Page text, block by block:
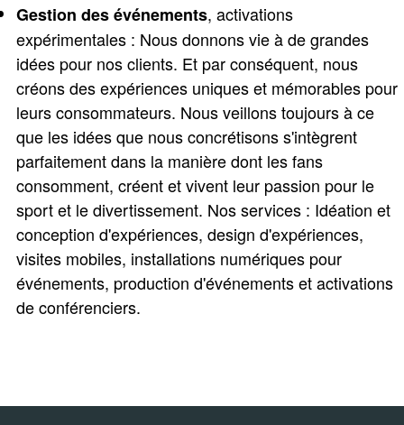
Gestion des événements, activations
expérimentales : Nous donnons vie à de grandes
idées pour nos clients. Et par conséquent, nous
créons des expériences uniques et mémorables pour
leurs consommateurs. Nous veillons toujours à ce
que les idées que nous concrétisons s'intègrent
parfaitement dans la manière dont les fans
consomment, créent et vivent leur passion pour le
sport et le divertissement. Nos services : Idéation et
conception d'expériences, design d'expériences,
visites mobiles, installations numériques pour
événements, production d'événements et activations
de conférenciers.